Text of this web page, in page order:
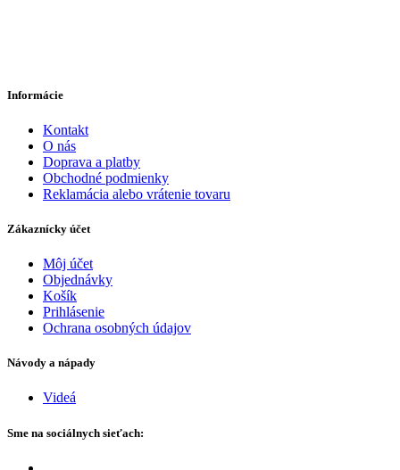
Informácie
Kontakt
O nás
Doprava a platby
Obchodné podmienky
Reklamácia alebo vrátenie tovaru
Zákaznícky účet
Môj účet
Objednávky
Košík
Prihlásenie
Ochrana osobných údajov
Návody a nápady
Videá
Sme na sociálnych sieťach: